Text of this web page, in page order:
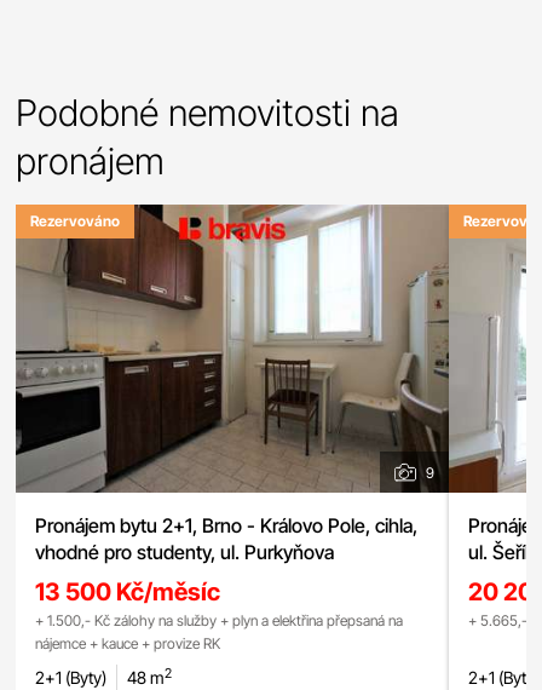
Podobné nemovitosti na
pronájem
Rezervováno
9
Pronájem bytu 2+1, Brno - Královo Pole, cihla,
vhodné pro studenty, ul. Purkyňova
13 500 Kč/měsíc
+ 1.500,- Kč zálohy na služby + plyn a elektřina přepsaná na
nájemce + kauce + provize RK
2+1 (Byty) 48 m2
ul.
20
+ 5.665,-
2+1 (Byty)